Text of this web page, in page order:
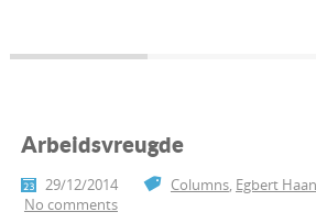
Arbeidsvreugde
29/12/2014 Columns, Egbert Haan
No comments